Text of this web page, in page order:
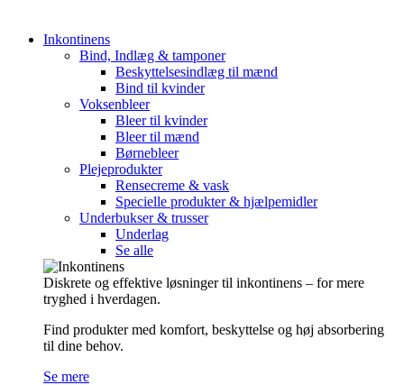
Inkontinens
Bind, Indlæg & tamponer
Beskyttelsesindlæg til mænd
Bind til kvinder
Voksenbleer
Bleer til kvinder
Bleer til mænd
Børnebleer
Plejeprodukter
Rensecreme & vask
Specielle produkter & hjælpemidler
Underbukser & trusser
Underlag
Se alle
Diskrete og effektive løsninger til inkontinens – for mere
tryghed i hverdagen.
Find produkter med komfort, beskyttelse og høj absorbering
til dine behov.
Se mere